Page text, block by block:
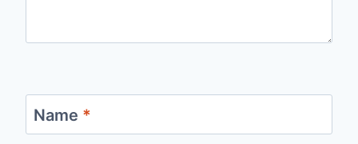
Name *